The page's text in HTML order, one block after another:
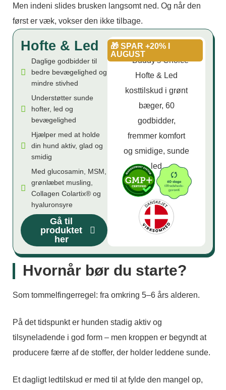
Men indeni slides brusken langsomt ned. Og når den
først er væk, vokser den ikke tilbage.
Hofte & Led
Daglige godbidder til
bedre bevægelighed og
mindre stivhed
Understøtter sunde
hofter, led og
bevægelighed
Hjælper med at holde
din hund aktiv, glad og
smidig
Med glucosamin, MSM,
grønlæbet musling,
Collagen Colartix® og
hyaluronsyre
Gå til
produktet
her
🎁 SPAR +20% I
AUGUST
Hvornår bør du starte?
Som tommelfingerregel: fra omkring 5–6 års alderen.
På det tidspunkt er hunden stadig aktiv og
tilsyneladende i god form – men kroppen er begyndt at
producere færre af de stoffer, der holder leddene sunde.
Et dagligt ledtilskud er med til at fylde den mangel op,